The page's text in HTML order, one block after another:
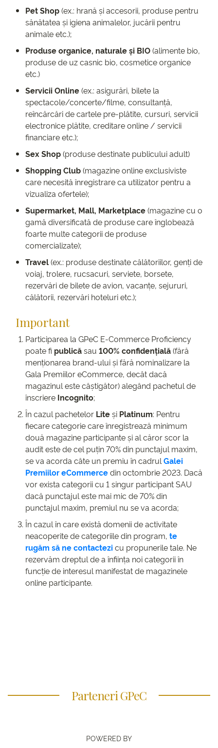
Pet Shop(ex.: hrană și accesorii, produse pentru
sănătatea și igiena animalelor, jucării pentru
animale etc.);
Produse organice, naturale și BIO(alimente bio,
produse de uz casnic bio, cosmetice organice
etc.)
ServiciiOnline(ex.: asigurări, bilete la
spectacole/concerte/filme, consultanță,
reîncărcări de cartele pre-plătite, cursuri, servicii
electronice plătite, creditare online / servicii
financiare etc.);
Sex Shop(produse destinate publicului adult)
Shopping Club(magazine online exclusiviste
care necesită înregistrare ca utilizator pentru a
vizualiza ofertele);
Supermarket, Mall, Marketplace(magazine cu o
gamă diversificată de produse care înglobează
foarte multe categorii de produse
comercializate);
Travel(ex.: produse destinate călătoriilor, genți de
voiaj, trolere, rucsacuri, serviete, borsete,
rezervări de bilete de avion, vacanțe, sejururi,
călătorii, rezervări hoteluri etc.);
Important
Participarea la GPeC E-Commerce Proficiency
poate fi publicăsau 100% confidențială(fără
menționarea brand-ului și fără nominalizare la
Gala Premiilor eCommerce, decât dacă
magazinul este câștigător) alegând pachetul de
înscriere Incognito;
În cazul pachetelor Liteși Platinum: Pentru
fiecare categorie care înregistrează minimum
două magazine participante și al căror scor la
audit este de cel puțin 70% din punctajul maxim,
se va acorda câte un premiu în cadrul Galei
Premiilor eCommercedin octombrie 2023. Dacă
vor exista categorii cu 1 singur participant SAU
dacă punctajul este mai mic de 70% din
punctajul maxim, premiul nu se va acorda;
În cazul în care există domenii de activitate
neacoperite de categoriile din program, te
rugăm să ne contactezicu propunerile tale. Ne
rezervăm dreptul de a înființa noi categorii în
funcție de interesul manifestat de magazinele
online participante.
Parteneri GPeC
POWERED BY